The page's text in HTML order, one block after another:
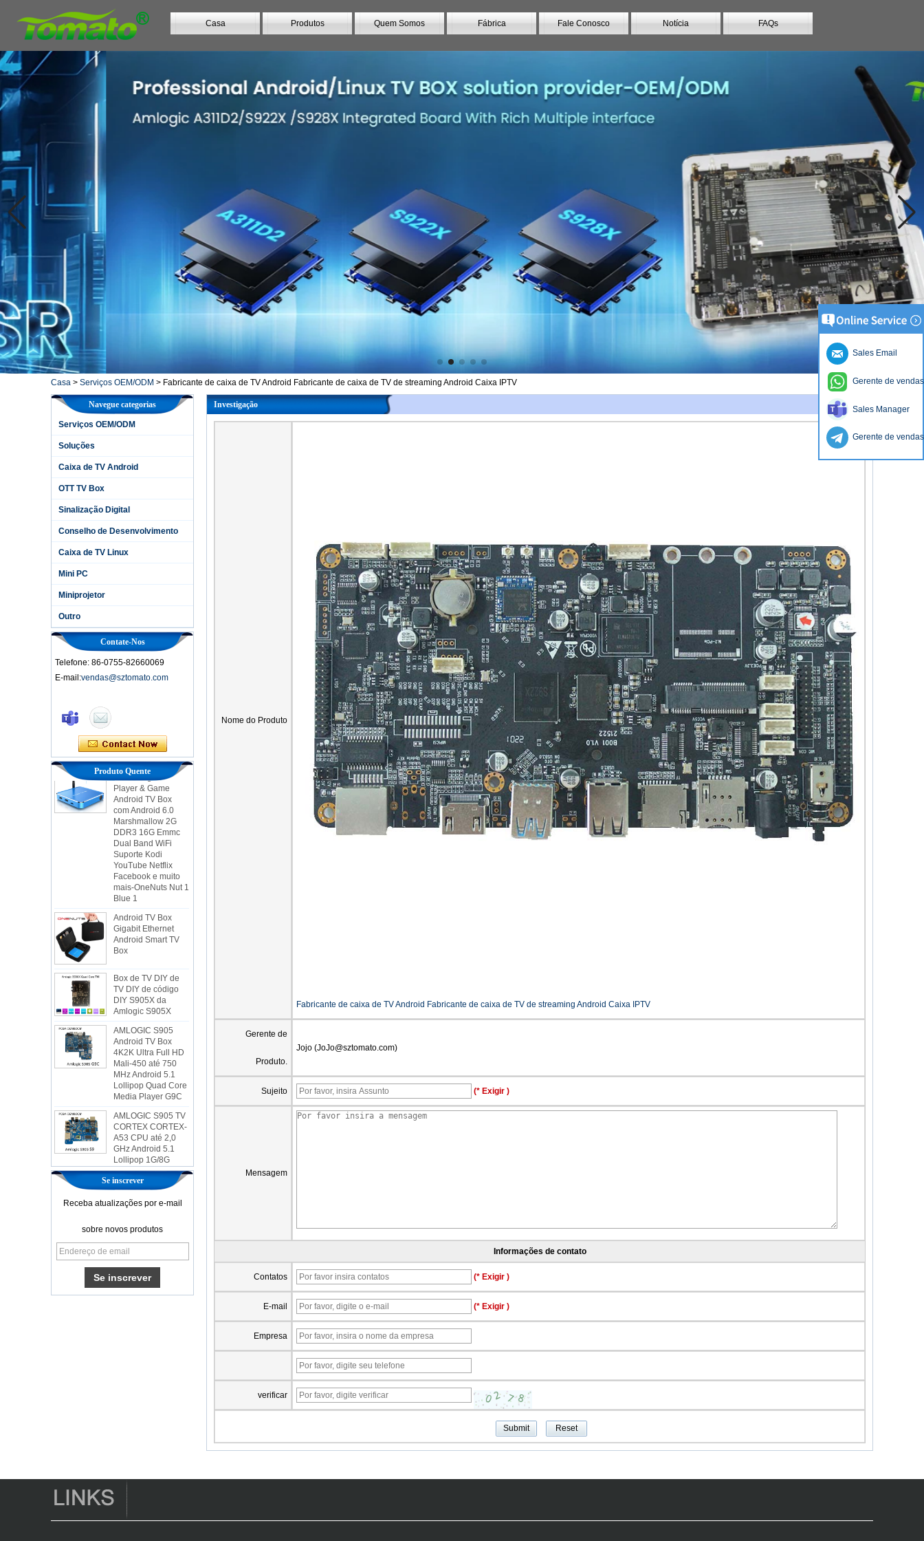
Casa Produtos Quem Somos Fábrica Fale Conosco Notícia FAQs
Casa > Serviços OEM/ODM > Fabricante de caixa de TV Android Fabricante de caixa de TV de streaming Android Caixa IPTV
Navegue categorias
Serviços OEM/ODM
Soluções
Caixa de TV Android
OTT TV Box
Sinalização Digital
Conselho de Desenvolvimento
Caixa de TV Linux
Mini PC
Miniprojetor
Outro
Contate-Nos
Telefone: 86-0755-82660069
E-mail:vendas@sztomato.com
Produto Quente
2 em 1 Octa Core
Streaming Media
Player & Game
Android TV Box
com Android 6.0
Marshmallow 2G
DDR3 16G Emmc
Dual Band WiFi
Suporte Kodi
YouTube Netflix
Facebook e muito
mais-OneNuts Nut 1
Blue 1
Android TV Box
Gigabit Ethernet
Android Smart TV
Box
TV DIY de código
DIY S905X da
Amlogic S905X
AMLOGIC S905
Android TV Box
4K2K Ultra Full HD
Mali-450 até 750
MHz Android 5.1
Lollipop Quad Core
Media Player G9C
AMLOGIC S905 TV
CORTEX CORTEX-
A53 CPU até 2,0
GHz Android 5.1
Lollipop 1G/8G
4K2K Android TV
Box Player S9
A mais nova caixa
de TV AMLOGIC
S905X Android 6.0
TV CAT CORE
CORE OTT TV CAIX
Caixa de TV
cartão SIM 3G/4G
Android 4.4 Kikat
TV Box MXQ
2 em 1 Octa Core
Streaming Media
Se inscrever
Receba atualizações por e-mail
sobre novos produtos
Investigação
Nome do Produto
Fabricante de caixa de TV Android Fabricante de caixa de TV de streaming Android Caixa IPTV
Gerente de
Produto.
Jojo (JoJo@sztomato.com)
Sujeito (* Exigir )
Mensagem
Informações de contato
Contatos (* Exigir )
E-mail (* Exigir )
Empresa
verificar
Sales Email
Gerente de vendas
Sales Manager
Gerente de vendas